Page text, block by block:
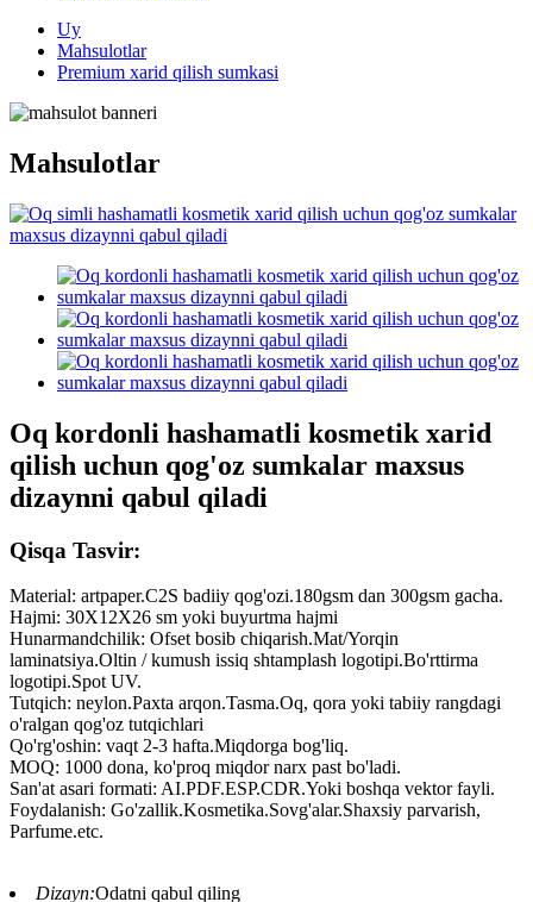
Uy
Mahsulotlar
Premium xarid qilish sumkasi
Mahsulotlar
Oq kordonli hashamatli kosmetik xarid
qilish uchun qog'oz sumkalar maxsus
dizaynni qabul qiladi
Qisqa Tasvir:
Material: artpaper.C2S badiiy qog'ozi.180gsm dan 300gsm gacha.
Hajmi: 30X12X26 sm yoki buyurtma hajmi
Hunarmandchilik: Ofset bosib chiqarish.Mat/Yorqin
laminatsiya.Oltin / kumush issiq shtamplash logotipi.Bo'rttirma
logotipi.Spot UV.
Tutqich: neylon.Paxta arqon.Tasma.Oq, qora yoki tabiiy rangdagi
o'ralgan qog'oz tutqichlari
Qo'rg'oshin: vaqt 2-3 hafta.Miqdorga bog'liq.
MOQ: 1000 dona, ko'proq miqdor narx past bo'ladi.
San'at asari formati: AI.PDF.ESP.CDR.Yoki boshqa vektor fayli.
Foydalanish: Go'zallik.Kosmetika.Sovg'alar.Shaxsiy parvarish,
Parfume.etc.
Dizayn:Odatni qabul qiling